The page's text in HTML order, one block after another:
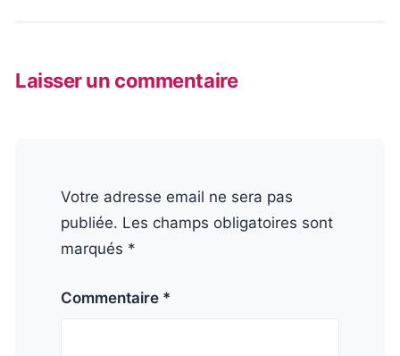
Laisser un commentaire
Votre adresse email ne sera pas
publiée. Les champs obligatoires sont
marqués *
Commentaire *